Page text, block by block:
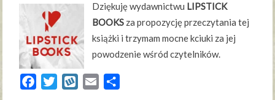
Dziękuję wydawnictwu LIPSTICK
BOOKS za propozycję przeczytania tej
książki i trzymam mocne kciuki za jej
powodzenie wśród czytelników.
FacebookTwitterWykopEmail